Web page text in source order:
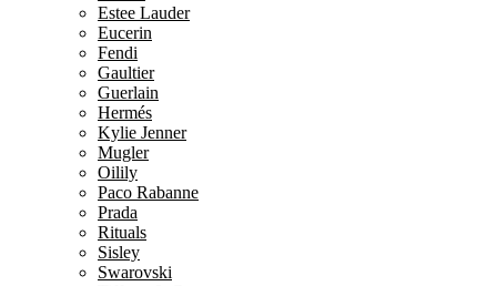
Estee Lauder
Eucerin
Fendi
Gaultier
Guerlain
Hermés
Kylie Jenner
Mugler
Oilily
Paco Rabanne
Prada
Rituals
Sisley
Swarovski